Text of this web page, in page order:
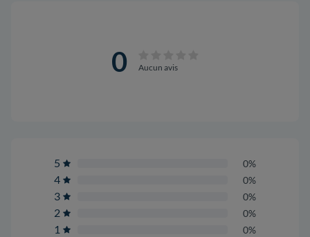
0 Aucun avis
5 0%
4 0%
3 0%
2 0%
1 0%